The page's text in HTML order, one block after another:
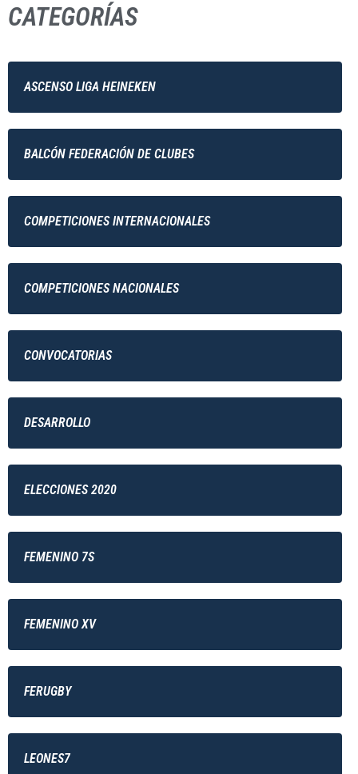
CATEGORÍAS
ASCENSO LIGA HEINEKEN
BALCÓN FEDERACIÓN DE CLUBES
COMPETICIONES INTERNACIONALES
COMPETICIONES NACIONALES
CONVOCATORIAS
DESARROLLO
ELECCIONES 2020
FEMENINO 7S
FEMENINO XV
FERUGBY
LEONES7